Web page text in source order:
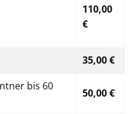
110,00
€
35,00 €
bis 60
50,00 €